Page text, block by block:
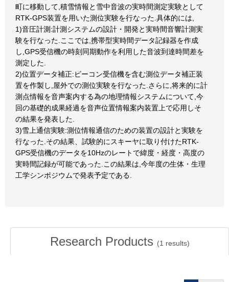
町に移動して,積雪情報と雪中音波の実時間測定実験として
RTK-GPS装置を用いた測位実験を行なった.具体的には,
1)音圧計測:計測システムの設計・開発と実時間音響計測実
験を行なった.ここでは,携帯型実時間データ記録器を作成
し,GPS受信機の時刻同期動作を利用した音波到達時間差を
測定した.
2)位置データ補正:ビーコン受信機を含む測位データ補正装
置を作製し,屋外での測位実験を行なった.さらに,将来的に計
測点情報を音声案内する為の地理情報システムについて,今
回の基礎的成果経過を音声位置情報案内装置上で応用しそ
の結果を発表した.
3)雪上通信実験:測位情報通信のための装置の設計と実験を
行なった.その結果、試験的にスキーヤに取り付けたRTK-
GPS受信機のデータを10Hzのレートで緯度・経度・高度の
実時間記録が可能であった.この結果は,今年度の生体・生理
工学シンポジウムで発表予定である.
Research Products (1 results)